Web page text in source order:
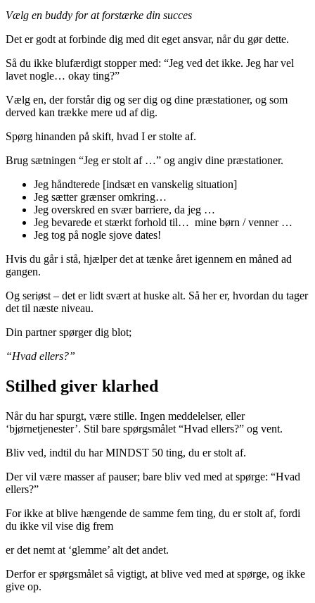
Vælg en buddy for at forstærke din succes
Det er godt at forbinde dig med dit eget ansvar, når du gør dette.
Så du ikke blufærdigt stopper med: “Jeg ved det ikke. Jeg har vel
lavet nogle… okay ting?”
Vælg en, der forstår dig og ser dig og dine præstationer, og som
derved kan trække mere ud af dig.
Spørg hinanden på skift, hvad I er stolte af.
Brug sætningen “Jeg er stolt af …” og angiv dine præstationer.
Jeg håndterede [indsæt en vanskelig situation]
Jeg sætter grænser omkring…
Jeg overskred en svær barriere, da jeg …
Jeg bevarede et stærkt forhold til… mine børn / venner …
Jeg tog på nogle sjove dates!
Hvis du går i stå, hjælper det at tænke året igennem en måned ad
gangen.
Og seriøst – det er lidt svært at huske alt. Så her er, hvordan du tager
det til næste niveau.
Din partner spørger dig blot;
“Hvad ellers?”
Stilhed giver klarhed
Når du har spurgt, være stille. Ingen meddelelser, eller
‘bjørnetjenester’. Stil bare spørgsmålet “Hvad ellers?” og vent.
Bliv ved, indtil du har MINDST 50 ting, du er stolt af.
Der vil være masser af pauser; bare bliv ved med at spørge: “Hvad
ellers?”
For ikke at blive hængende de samme fem ting, du er stolt af, fordi
du ikke vil vise dig frem
er det nemt at ‘glemme’ alt det andet.
Derfor er spørgsmålet så vigtigt, at blive ved med at spørge, og ikke
give op.